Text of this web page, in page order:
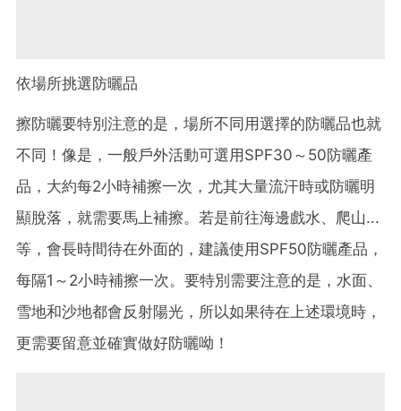
依場所挑選防曬品
擦防曬要特別注意的是，場所不同用選擇的防曬品也就
不同！像是，一般戶外活動可選用SPF30～50防曬產
品，大約每2小時補擦一次，尤其大量流汗時或防曬明
顯脫落，就需要馬上補擦。若是前往海邊戲水、爬山...
等，會長時間待在外面的，建議使用SPF50防曬產品，
每隔1～2小時補擦一次。要特別需要注意的是，水面、
雪地和沙地都會反射陽光，所以如果待在上述環境時，
更需要留意並確實做好防曬呦！